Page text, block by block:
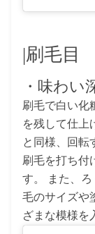
|刷毛目
・味わい
刷毛で白い化
を残して仕上
と同様、回転
刷毛を打ち付
す。 また、
毛のサイズや
ざまな模様を